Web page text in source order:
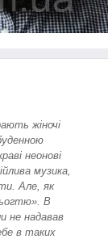
жіночі
неонові
музика,
Але, як
В
не надавав
в таких